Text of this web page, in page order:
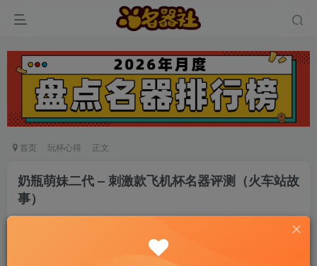
首页 玩杯心得 正文
奶瓶萌妹二代 – 刺激款飞机杯名器评测（火车站故
事）
私信